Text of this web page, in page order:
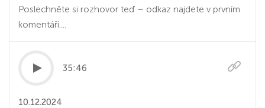
Poslechněte si rozhovor teď – odkaz najdete v prvním
komentáři....
35:46
10.12.2024